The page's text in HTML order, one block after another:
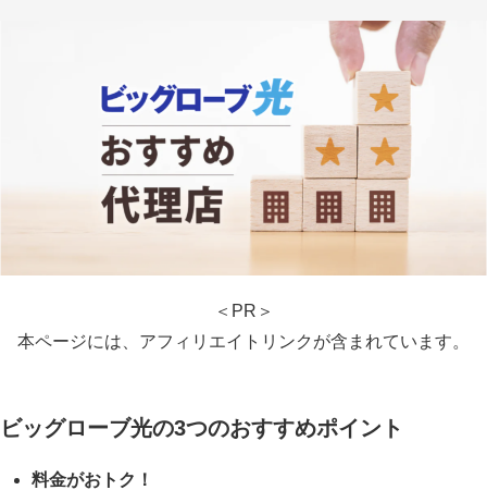
＜PR＞
本ページには、アフィリエイトリンクが含まれています。
ビッグローブ光の3つのおすすめポイント
料金がおトク！